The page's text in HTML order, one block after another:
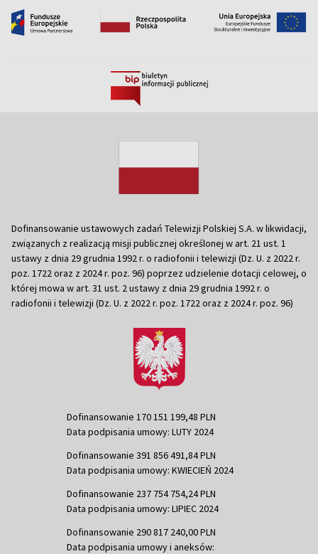
Dofinansowanie ustawowych zadań Telewizji Polskiej S.A. w likwidacji,
związanych z realizacją misji publicznej określonej w art. 21 ust. 1
ustawy z dnia 29 grudnia 1992 r. o radiofonii i telewizji (Dz. U. z 2022 r.
poz. 1722 oraz z 2024 r. poz. 96) poprzez udzielenie dotacji celowej, o
której mowa w art. 31 ust. 2 ustawy z dnia 29 grudnia 1992 r. o
radiofonii i telewizji (Dz. U. z 2022 r. poz. 1722 oraz z 2024 r. poz. 96)
Dofinansowanie 170 151 199,48 PLN
Data podpisania umowy: LUTY 2024
Dofinansowanie 391 856 491,84 PLN
Data podpisania umowy: KWIECIEŃ 2024
Dofinansowanie 237 754 754,24 PLN
Data podpisania umowy: LIPIEC 2024
Dofinansowanie 290 817 240,00 PLN
Data podpisania umowy i aneksów: